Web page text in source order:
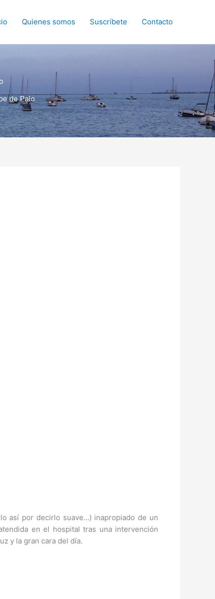
Quienes somos Suscríbete Contacto
de Palo
así por decirlo suave…) inapropiado de un
en el hospital tras una intervención
y la gran cara del día.